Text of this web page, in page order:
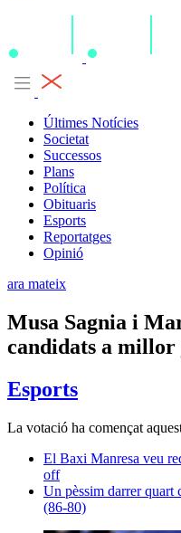
Últimes Notícies
Societat
Successos
Plans
Política
Obituaris
Esports
Reportatges
Opinió
ara mateix
Musa Sagnia i
candidats a
Esports
La votació ha començat
El Baxi Manresa veu
off
Un pèssim darrer quart
(86-80)